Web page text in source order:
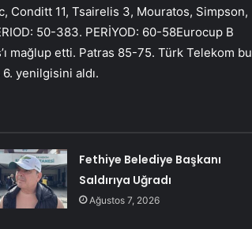
Conditt 11, Tsairelis 3, Mouratos, Simpson,
50-383. PERİYOD: 60-58Eurocup B
mağlup etti. Patras 85-75. Türk Telekom bu
yenilgisini aldı.
Fethiye Belediye Başkanı
Saldırıya Uğradı
Ağustos 7, 2026